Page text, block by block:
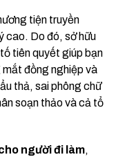
tiện truyền
cao. Do đó, sở hữu
tiên quyết giúp bạn
mắt đồng nghiệp và
thả, sai phông chữ
soạn thảo và cả tổ
người đi làm,